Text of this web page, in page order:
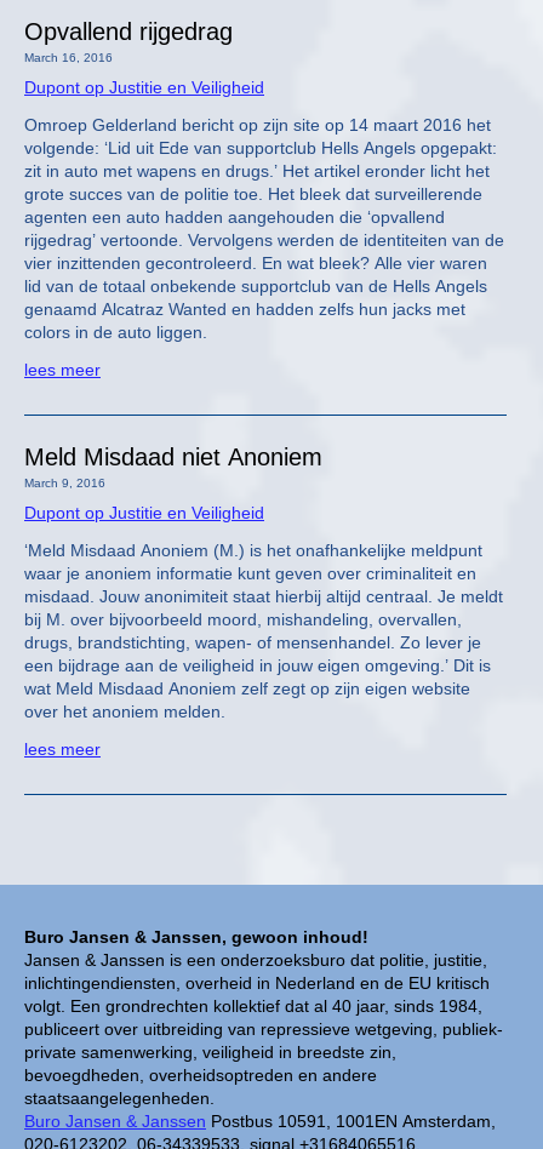
Buro Jansen & Janssen, gewoon inhoud!
Jansen & Janssen is een onderzoeksburo dat politie, justitie,
inlichtingendiensten, overheid in Nederland en de EU kritisch
volgt. Een grondrechten kollektief dat al 40 jaar, sinds 1984,
publiceert over uitbreiding van repressieve wetgeving, publiek-
private samenwerking, veiligheid in breedste zin,
bevoegdheden, overheidsoptreden en andere
staatsaangelegenheden.
Buro Jansen & Janssen Postbus 10591, 1001EN Amsterdam,
020-6123202, 06-34339533, signal +31684065516,
Opvallend rijgedrag
March 16, 2016
Dupont op Justitie en Veiligheid
Omroep Gelderland bericht op zijn site op 14 maart 2016 het
volgende: ‘Lid uit Ede van supportclub Hells Angels opgepakt:
zit in auto met wapens en drugs.’ Het artikel eronder licht het
grote succes van de politie toe. Het bleek dat surveillerende
agenten een auto hadden aangehouden die ‘opvallend
rijgedrag’ vertoonde. Vervolgens werden de identiteiten van de
vier inzittenden gecontroleerd. En wat bleek? Alle vier waren
lid van de totaal onbekende supportclub van de Hells Angels
genaamd Alcatraz Wanted en hadden zelfs hun jacks met
colors in de auto liggen.
lees meer
Meld Misdaad niet Anoniem
March 9, 2016
Dupont op Justitie en Veiligheid
‘Meld Misdaad Anoniem (M.) is het onafhankelijke meldpunt
waar je anoniem informatie kunt geven over criminaliteit en
misdaad. Jouw anonimiteit staat hierbij altijd centraal. Je meldt
bij M. over bijvoorbeeld moord, mishandeling, overvallen,
drugs, brandstichting, wapen- of mensenhandel. Zo lever je
een bijdrage aan de veiligheid in jouw eigen omgeving.’ Dit is
wat Meld Misdaad Anoniem zelf zegt op zijn eigen website
over het anoniem melden.
lees meer